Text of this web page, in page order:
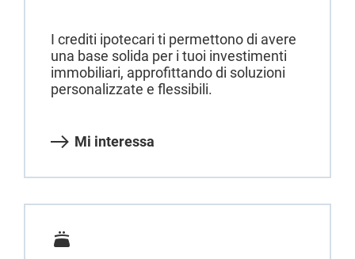
I crediti ipotecari ti permettono di avere
una base solida per i tuoi investimenti
immobiliari, approfittando di soluzioni
personalizzate e flessibili.
Mi interessa